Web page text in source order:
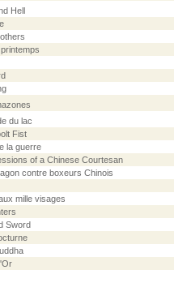
Hell
du lac
Fist
la guerre
of a Chinese Courtesan
contre boxeurs Chinois
mille visages
Sword